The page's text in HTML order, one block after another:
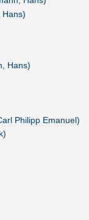
Hans)
Philipp Emanuel)